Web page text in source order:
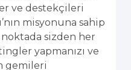
ve destekçileri
misyonuna sahip
sizden her
yapmanızı ve
gemileri